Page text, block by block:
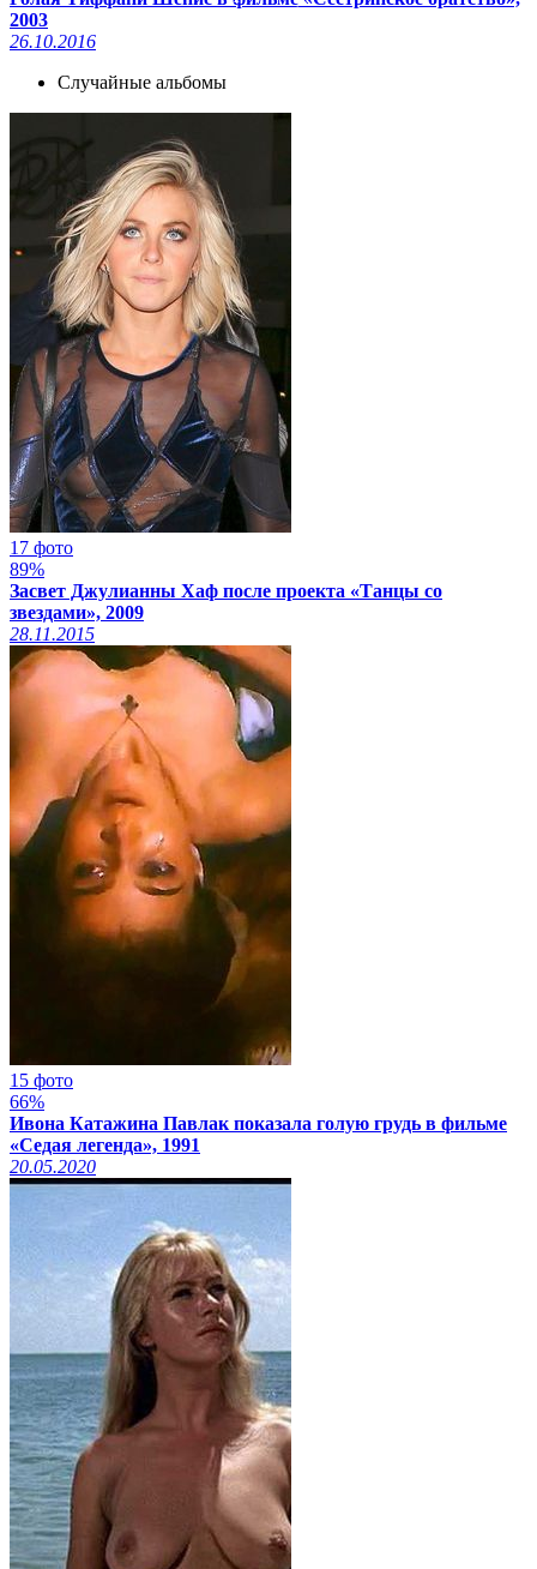
xcadr.online
2003
26.10.2016
Случайные альбомы
17 фото
89%
Засвет Джулианны Хаф после проекта «Танцы со
звездами», 2009
28.11.2015
15 фото
66%
Ивона Катажина Павлак показала голую грудь в фильме
«Седая легенда», 1991
20.05.2020